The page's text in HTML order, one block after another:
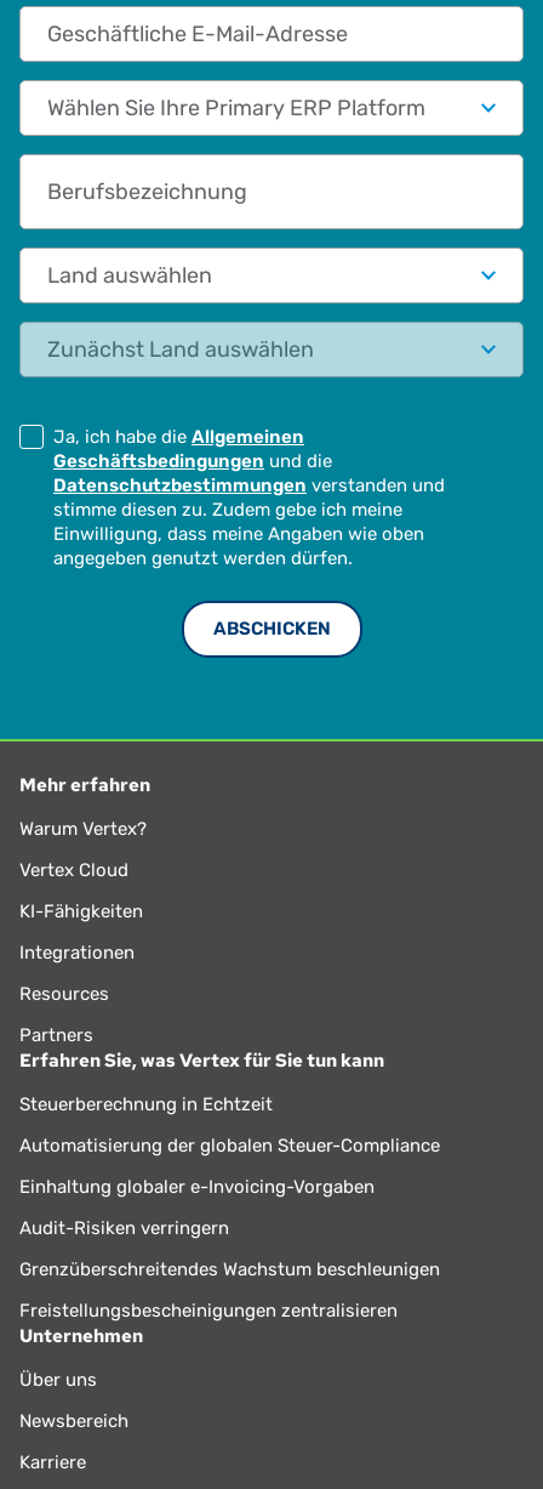
Geschäftliche E-Mail-Adresse
Primary App/Tech Provider
Land auswählen
Status
Ja, ich habe die Allgemeinen
Geschäftsbedingungen und die
Datenschutzbestimmungen verstanden und
stimme diesen zu. Zudem gebe ich meine
Einwilligung, dass meine Angaben wie oben
angegeben genutzt werden dürfen.
Mehr erfahren
Warum Vertex?
Vertex Cloud
KI-Fähigkeiten
Integrationen
Resources
Partners
Erfahren Sie, was Vertex für Sie tun kann
Steuerberechnung in Echtzeit
Automatisierung der globalen Steuer-Compliance
Einhaltung globaler e-Invoicing-Vorgaben
Audit-Risiken verringern
Grenzüberschreitendes Wachstum beschleunigen
Freistellungsbescheinigungen zentralisieren
Unternehmen
Über uns
Newsbereich
Karriere